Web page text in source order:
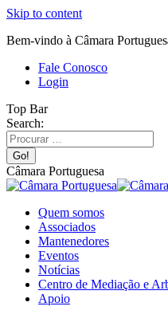
Skip to content
Bem-vindo à Câmara
Fale Conosco
Login
Top Bar
Search:
Câmara Portuguesa
Quem somos
Associados
Mantenedores
Eventos
Notícias
Centro de Mediação e
Apoio